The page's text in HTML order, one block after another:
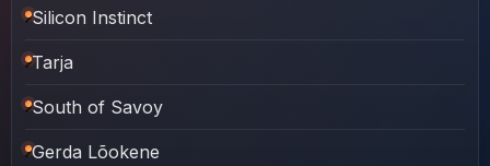
Silicon Instinct
Tarja
South of Savoy
Gerda Lõokene